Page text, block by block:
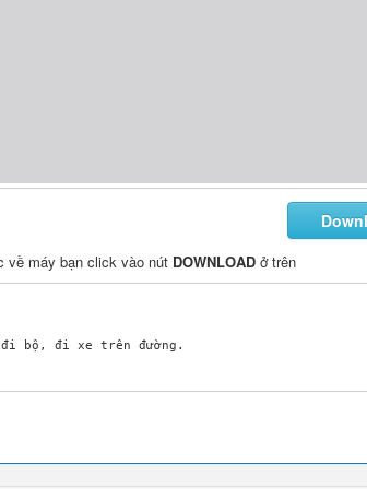
về máy bạn click vào nút DOWNLOAD ở trên
đi bộ, đi xe trên đường.
nhìn che khuất, ngồi trên xe máy cần đội